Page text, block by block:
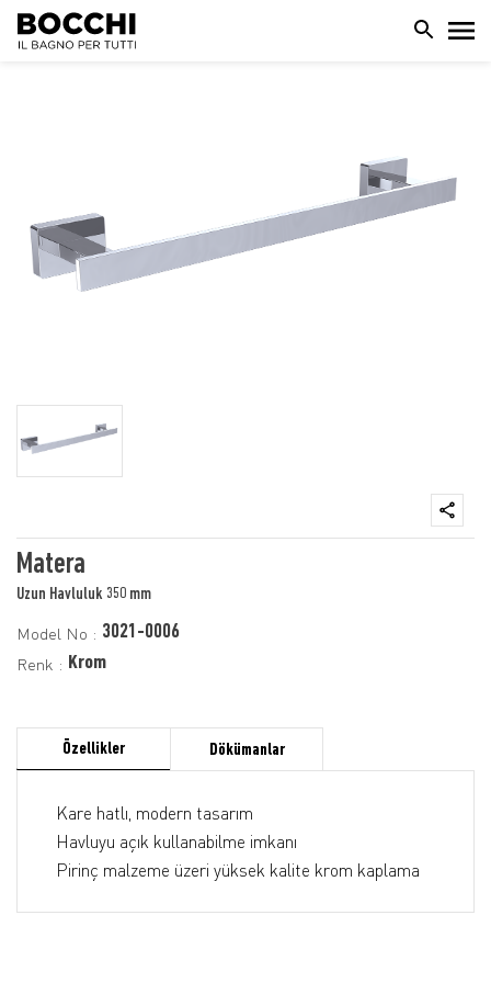
Matera
Uzun Havluluk 350 mm
Model No : 3021-0006
Renk : Krom
Özellikler Dökümanlar
Kare hatlı, modern tasarım
Havluyu açık kullanabilme imkanı
Pirinç malzeme üzeri yüksek kalite krom kaplama